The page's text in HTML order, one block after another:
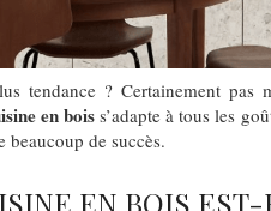
tendance ? Certainement
en boiss’adapte à tous les
beaucoup de succès.
EN BOIS